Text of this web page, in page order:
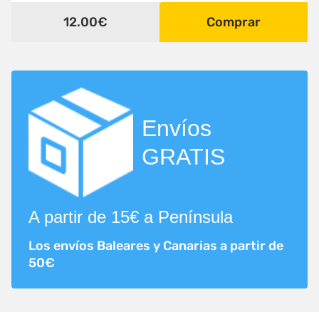
12.00€ Comprar
Envíos
GRATIS
A partir de 15€ a Península
Los envíos Baleares y Canarias a partir de
50€